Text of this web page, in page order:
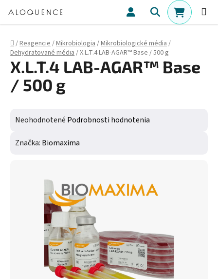
Hľadať
Domov
/Reagencie/Mikrobiologia/Mikrobiologické média/
Dehydratované média/X.L.T.4 LAB-AGAR™ Base / 500 g
X.L.T.4 LAB-AGAR™ Base
/ 500 g
Priemerné hodnotenie produktu je 0,0 z 5 hviezdičiek.
Neohodnotené Podrobnosti hodnotenia
Značka: Biomaxima